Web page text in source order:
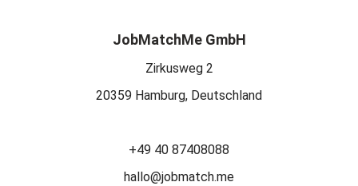
JobMatchMe GmbH
Zirkusweg 2
20359 Hamburg, Deutschland
+49 40 87408088
hallo@jobmatch.me